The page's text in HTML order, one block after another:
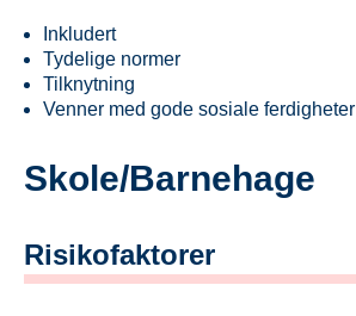
Inkludert
Tydelige normer
Tilknytning
Venner med gode sosiale ferdigheter
Skole/Barnehage
Risikofaktorer